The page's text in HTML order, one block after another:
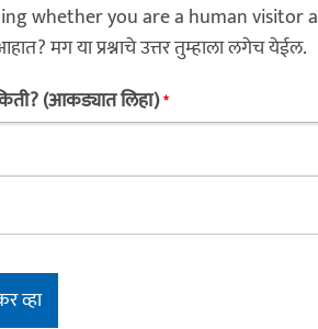
whether you are a human visitor
मग या प्रश्नाचे उत्तर तुम्हाला लगेच येईल.
(आकड्यात लिहा)*